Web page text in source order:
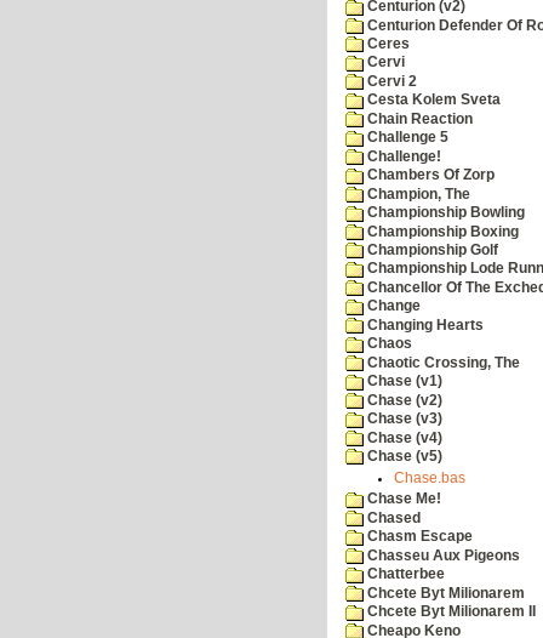
Centurion (v2)
Centurion Defender Of
Ceres
Cervi
Cervi 2
Cesta Kolem Sveta
Chain Reaction
Challenge 5
Challenge!
Chambers Of Zorp
Champion, The
Championship Bowling
Championship Boxing
Championship Golf
Championship Lode
Chancellor Of The
Change
Changing Hearts
Chaos
Chaotic Crossing, The
Chase (v1)
Chase (v2)
Chase (v3)
Chase (v4)
Chase (v5)
Chase.bas
Chase Me!
Chased
Chasm Escape
Chasseu Aux Pigeons
Chatterbee
Chcete Byt Milionarem
Chcete Byt Milionarem II
Cheapo Keno